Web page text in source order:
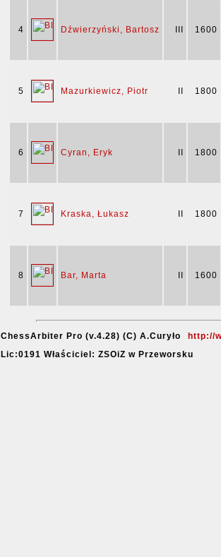
4 Dźwierzyński, Bartosz 1600
5 Mazurkiewicz, Piotr 1800
6 Cyran, Eryk 1800
7 Kraska, Łukasz 1800
8 Bar, Marta 1600
ChessArbiter Pro (v.4.28) (C) A.Curyło
http://
Lic:0191 Właściciel: ZSOiZ w Przeworsku